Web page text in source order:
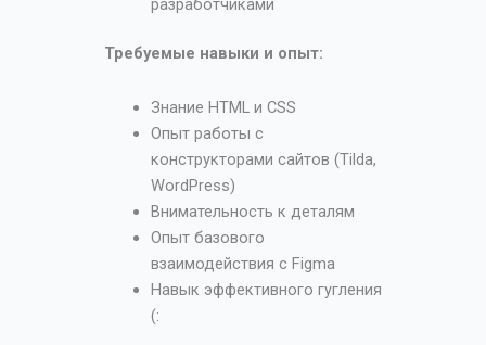
Требуемые навыки и опыт:
Знание HTML и CSS
Опыт работы с
конструкторами сайтов (Tilda,
WordPress)
Внимательность к деталям
Опыт базового
взаимодействия с Figma
Навык эффективного гугления
(: